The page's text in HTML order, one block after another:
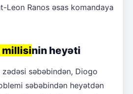
Leon Ranos əsas komandaya
millisinin heyəti
zədəsi səbəbindən, Diogo
səbəbindən heyətdən